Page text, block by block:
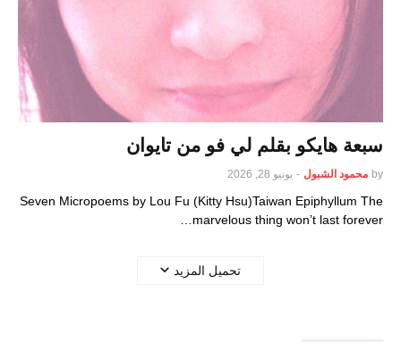
سبعة هايكو بقلم لي فو من تايوان
by محمود الشبول - يونيو 28, 2026
Seven Micropoems by Lou Fu (Kitty Hsu)Taiwan Epiphyllum The
marvelous thing won’t last forever…
تحميل المزيد